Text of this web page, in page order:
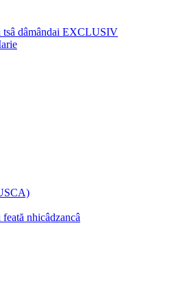
dâmândai EXCLUSIV
nhicâdzancâ